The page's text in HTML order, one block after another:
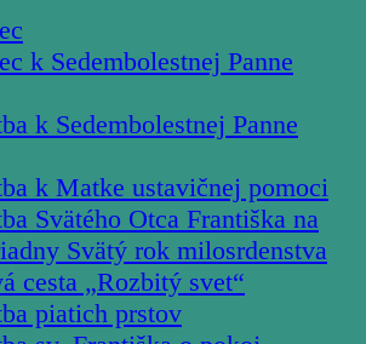
k Sedembolestnej Panne
k Sedembolestnej Panne
k Matke ustavičnej pomoci
Svätého Otca Františka na
Svätý rok milosrdenstva
cesta „Rozbitý svet“
piatich prstov